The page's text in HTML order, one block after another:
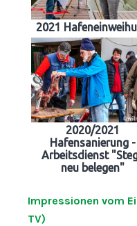
2021
2020/2021
Hafensanierung -
Arbeitsdienst
neu belegen"
Impressionen vom
TV)